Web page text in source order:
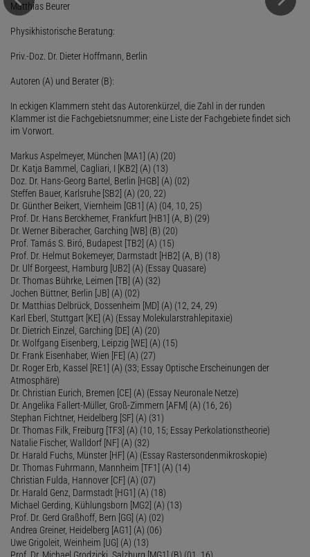
Matthias Beurer
Physikhistorische Beratung:
Priv.-Doz. Dr. Dieter Hoffmann, Berlin
Autoren (A) und Berater (B):
In eckigen Klammern steht das Autorenkürzel, die Zahl in der runden
Klammer ist die Fachgebietsnummer; eine Liste der Fachgebiete findet sich
im Vorwort.
Markus Aspelmeyer, München [MA1] (A) (20)
Dr. Katja Bammel, Cagliari, I [KB2] (A) (13)
Doz. Dr. Hans-Georg Bartel, Berlin [HGB] (A) (02)
Steffen Bauer, Karlsruhe [SB2] (A) (20, 22)
Dr. Günther Beikert, Viernheim [GB1] (A) (04, 10, 25)
Prof. Dr. Hans Berckhemer, Frankfurt [HB1] (A, B) (29)
Dr. Werner Biberacher, Garching [WB] (B) (20)
Prof. Tamás S. Biró, Budapest [TB2] (A) (15)
Prof. Dr. Helmut Bokemeyer, Darmstadt [HB2] (A, B) (18)
Dr. Ulf Borgeest, Hamburg [UB2] (A) (Essay Quasare)
Dr. Thomas Bührke, Leimen [TB] (A) (32)
Jochen Büttner, Berlin [JB] (A) (02)
Dr. Matthias Delbrück, Dossenheim [MD] (A) (12, 24, 29)
Karl Eberl, Stuttgart [KE] (A) (Essay Molekularstrahlepitaxie)
Dr. Dietrich Einzel, Garching [DE] (A) (20)
Dr. Wolfgang Eisenberg, Leipzig [WE] (A) (15)
Dr. Frank Eisenhaber, Wien [FE] (A) (27)
Dr. Roger Erb, Kassel [RE1] (A) (33; Essay Optische Erscheinungen der
Atmosphäre)
Dr. Christian Eurich, Bremen [CE] (A) (Essay Neuronale Netze)
Dr. Angelika Fallert-Müller, Groß-Zimmern [AFM] (A) (16, 26)
Stephan Fichtner, Heidelberg [SF] (A) (31)
Dr. Thomas Filk, Freiburg [TF3] (A) (10, 15; Essay Perkolationstheorie)
Natalie Fischer, Walldorf [NF] (A) (32)
Dr. Harald Fuchs, Münster [HF] (A) (Essay Rastersondenmikroskopie)
Dr. Thomas Fuhrmann, Mannheim [TF1] (A) (14)
Christian Fulda, Hannover [CF] (A) (07)
Dr. Harald Genz, Darmstadt [HG1] (A) (18)
Michael Gerding, Kühlungsborn [MG2] (A) (13)
Prof. Dr. Gerd Graßhoff, Bern [GG] (A) (02)
Andrea Greiner, Heidelberg [AG1] (A) (06)
Uwe Grigoleit, Weinheim [UG] (A) (13)
Prof. Dr. Michael Grodzicki, Salzburg [MG1] (B) (01, 16)